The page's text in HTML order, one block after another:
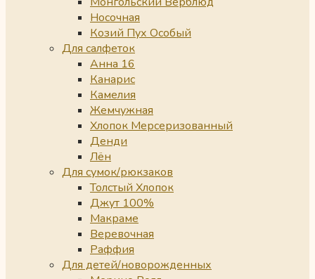
Носочная
Козий Пух Особый
Для салфеток
Анна 16
Канарис
Камелия
Жемчужная
Хлопок Мерсеризованный
Денди
Лён
Для сумок/рюкзаков
Толстый Хлопок
Джут 100%
Макраме
Веревочная
Раффия
Для детей/новорожденных